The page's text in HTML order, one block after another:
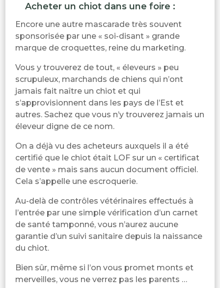
Acheter un chiot dans une foire :
Encore une autre mascarade très souvent
sponsorisée par une « soi-disant » grande
marque de croquettes, reine du marketing.
Vous y trouverez de tout, « éleveurs » peu
scrupuleux, marchands de chiens qui n’ont
jamais fait naître un chiot et qui
s’approvisionnent dans les pays de l’Est et
autres. Sachez que vous n’y trouverez jamais un
éleveur digne de ce nom.
On a déjà vu des acheteurs auxquels il a été
certifié que le chiot était LOF sur un « certificat
de vente » mais sans aucun document officiel.
Cela s’appelle une escroquerie.
Au-delà de contrôles vétérinaires effectués à
l’entrée par une simple vérification d’un carnet
de santé tamponné, vous n’aurez aucune
garantie d’un suivi sanitaire depuis la naissance
du chiot.
Bien sûr, même si l’on vous promet monts et
merveilles, vous ne verrez pas les parents …